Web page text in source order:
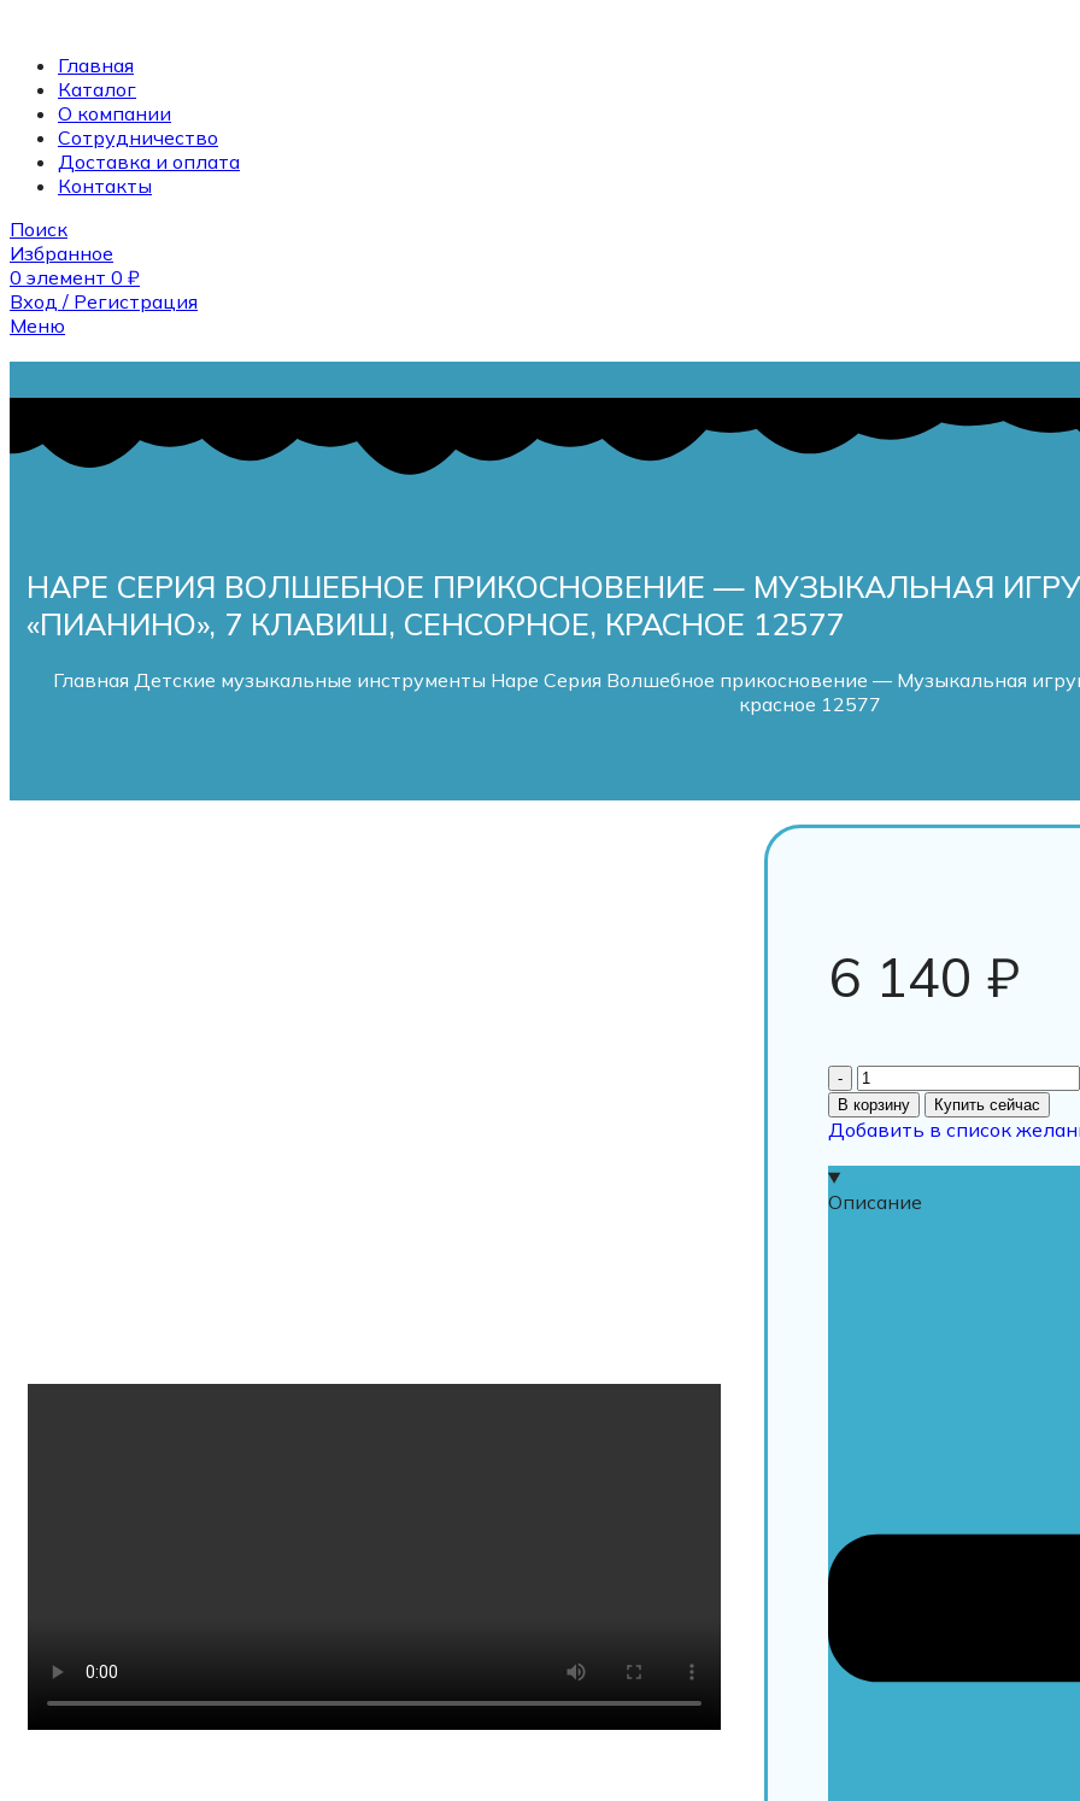
Главная
Каталог
О компании
Сотрудничество
Доставка и оплата
Контакты
Поиск
Избранное
0 элемент 0 ₽
Вход / Регистрация
Меню
0элемент 0₽
HAPE СЕРИЯ ВОЛШЕБНОЕ ПРИКОСНОВЕНИЕ — МУЗЫКАЛЬНАЯ
«ПИАНИНО», 7 КЛАВИШ, СЕНСОРНОЕ, КРАСНОЕ 12577
Главная Детские музыкальные инструменты Hape Серия Волшебное прикосновение — Музыкальная
красное 12577
6 140 ₽
В корзину Купить сейчас
Добавить в список
Описание